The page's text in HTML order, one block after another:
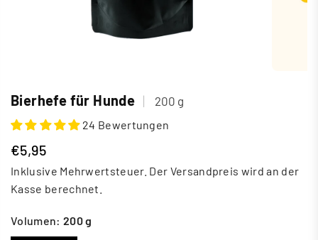
Bierhefe für Hunde | 200 g
24 Bewertungen
Normaler
Preis
€5,95
Inklusive Mehrwertsteuer. Der Versandpreis wird an der
Kasse berechnet.
Volumen: 200 g